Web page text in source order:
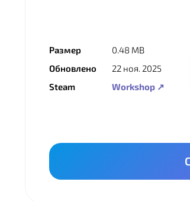
Размер
0.48 MB
Обновлено
22 ноя. 2025
Steam
Workshop ↗